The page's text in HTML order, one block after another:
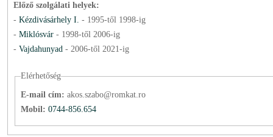
Előző szolgálati helyek:
- Kézdivásárhely I. - 1995-től 1998-ig
- Miklósvár - 1998-től 2006-ig
- Vajdahunyad - 2006-től 2021-ig
Elérhetőség
E-mail cím: akos.szabo@romkat.ro
Mobil: 0744-856.654